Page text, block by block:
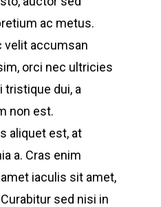
ac metus.
velit accumsan
orci nec ultricies
tristique dui, a
non est.
aliquet est, at
a. Cras enim
iaculis sit amet,
sed nisi in